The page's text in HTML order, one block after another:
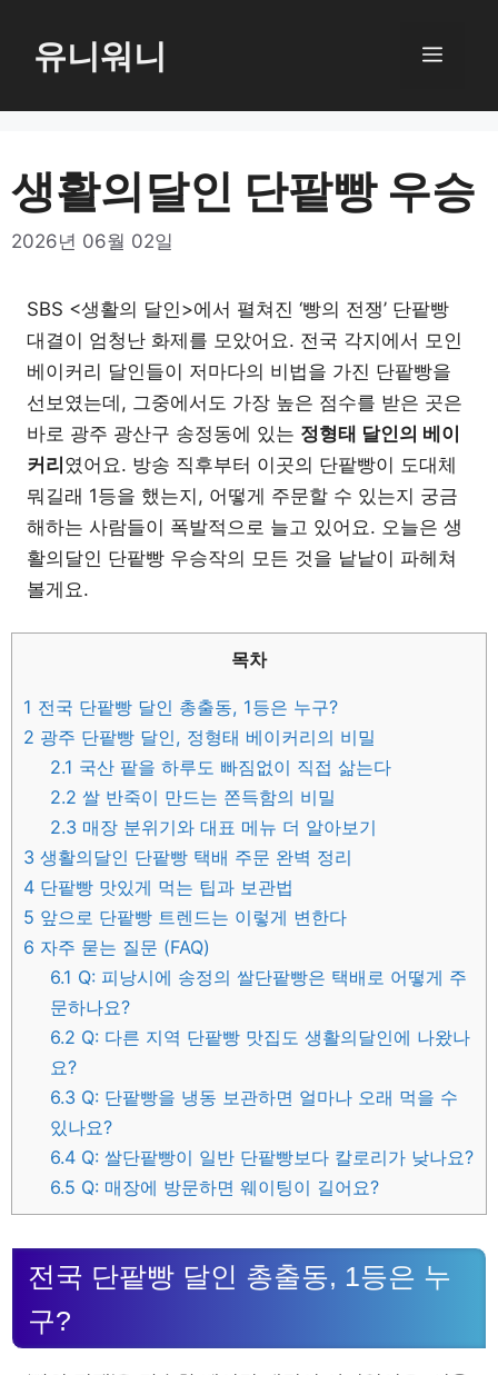
로
뛰
기
유니워니 메
생활의달인 단팥빵 우승
2026년 06월 02일
SBS <생활의 달인>에서 펼쳐진 ‘빵의 전쟁’ 단팥빵
대결이 엄청난 화제를 모았어요. 전국 각지에서 모인
베이커리 달인들이 저마다의 비법을 가진 단팥빵을
선보였는데, 그중에서도 가장 높은 점수를 받은 곳은
바로 광주 광산구 송정동에 있는 정형태 달인의 베이
커리였어요. 방송 직후부터 이곳의 단팥빵이 도대체
뭐길래 1등을 했는지, 어떻게 주문할 수 있는지 궁금
해하는 사람들이 폭발적으로 늘고 있어요. 오늘은 생
활의달인 단팥빵 우승작의 모든 것을 낱낱이 파헤쳐
볼게요.
목차
1 전국 단팥빵 달인 총출동, 1등은 누구?
2 광주 단팥빵 달인, 정형태 베이커리의 비밀
2.1 국산 팥을 하루도 빠짐없이 직접 삶는다
2.2 쌀 반죽이 만드는 쫀득함의 비밀
2.3 매장 분위기와 대표 메뉴 더 알아보기
3 생활의달인 단팥빵 택배 주문 완벽 정리
4 단팥빵 맛있게 먹는 팁과 보관법
5 앞으로 단팥빵 트렌드는 이렇게 변한다
6 자주 묻는 질문 (FAQ)
6.1 Q: 피낭시에 송정의 쌀단팥빵은 택배로 어떻게 주
문하나요?
6.2 Q: 다른 지역 단팥빵 맛집도 생활의달인에 나왔나
요?
6.3 Q: 단팥빵을 냉동 보관하면 얼마나 오래 먹을 수
있나요?
6.4 Q: 쌀단팥빵이 일반 단팥빵보다 칼로리가 낮나요?
6.5 Q: 매장에 방문하면 웨이팅이 길어요?
전국 단팥빵 달인 총출동, 1등은 누
구?